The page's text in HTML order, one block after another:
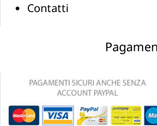
Contatti